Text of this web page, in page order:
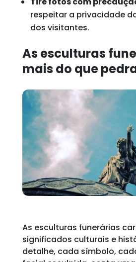
respeitar a privacidade
dos visitantes.
As esculturas
mais do que
As esculturas funerárias
significados culturais e
detalhe, cada símbolo,